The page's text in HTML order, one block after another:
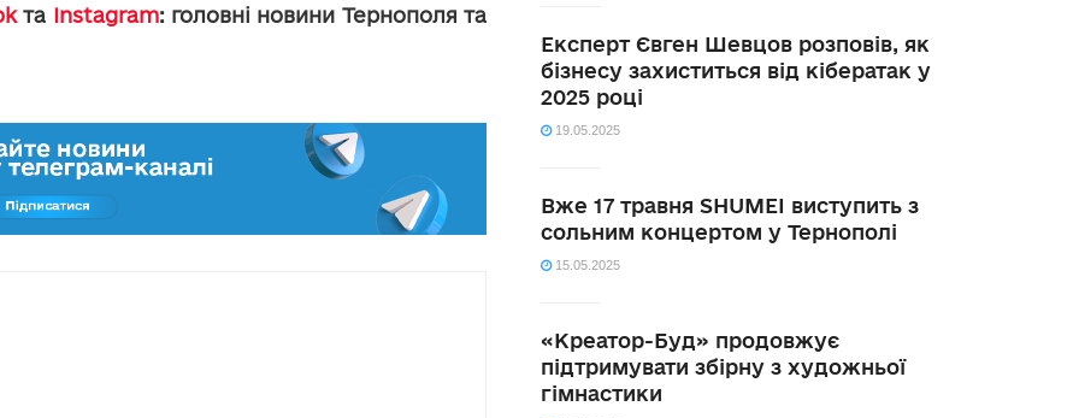
та Instagram: головні новини Тернополя та
Експерт Євген Шевцов розповів, як
бізнесу захиститься від кібератак у
2025 році
19.05.2025
Вже 17 травня SHUMEI виступить з
сольним концертом у Тернополі
15.05.2025
«Креатор-Буд» продовжує
підтримувати збірну з художньої
гімнастики